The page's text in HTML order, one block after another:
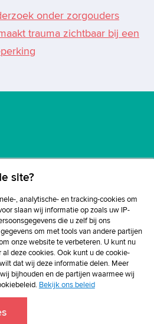
onder zorgouders
trauma zichtbaar bij een
site?
, analytische- en tracking-cookies om
slaan wij informatie op zoals uw IP-
die u zelf bij ons
om met tools van andere partijen
onze website te verbeteren. U kunt nu
deze cookies. Ook kunt u de cookie-
dat wij deze informatie delen. Meer
bijhouden en de partijen waarmee wij
Bekijk ons beleid